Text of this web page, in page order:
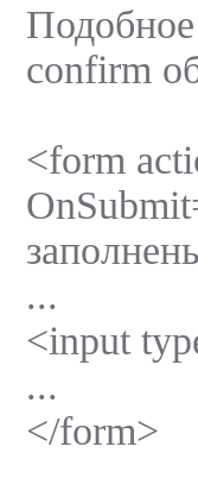
Подобное
confirm
<form
...
<input
...
</form>